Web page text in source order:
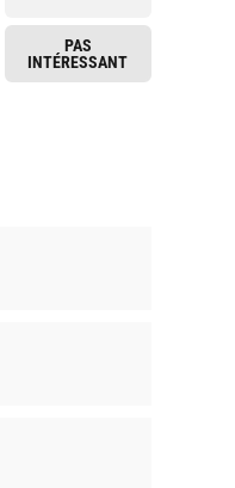
PAS
INTÉRESSANT